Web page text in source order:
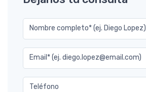
Nombre completo* (ej. Diego Lopez)
Email* (ej. diego.lopez@email.com)
Teléfono